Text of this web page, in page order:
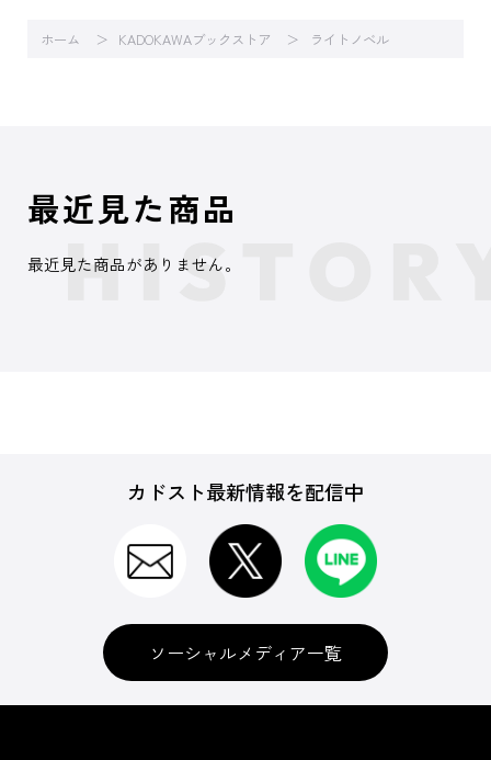
ホーム KADOKAWAブックストア ライトノベル
最近見た商品
最近見た商品がありません。
カドスト最新情報を配信中
ソーシャルメディア一覧